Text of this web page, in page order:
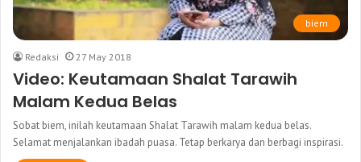
biem
Redaksi 27 May 2018
Video: Keutamaan Shalat Tarawih
Malam Kedua Belas
Sobat biem, inilah keutamaan Shalat Tarawih malam kedua belas.
Selamat menjalankan ibadah puasa. Tetap berkarya dan berbagi inspirasi.